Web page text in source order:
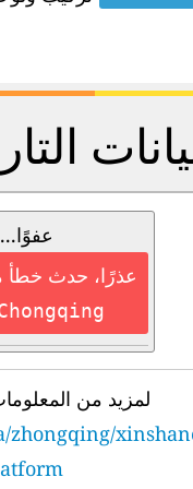
عذرًا، حدث خطأ ما
لمزيد من
zhongqing/